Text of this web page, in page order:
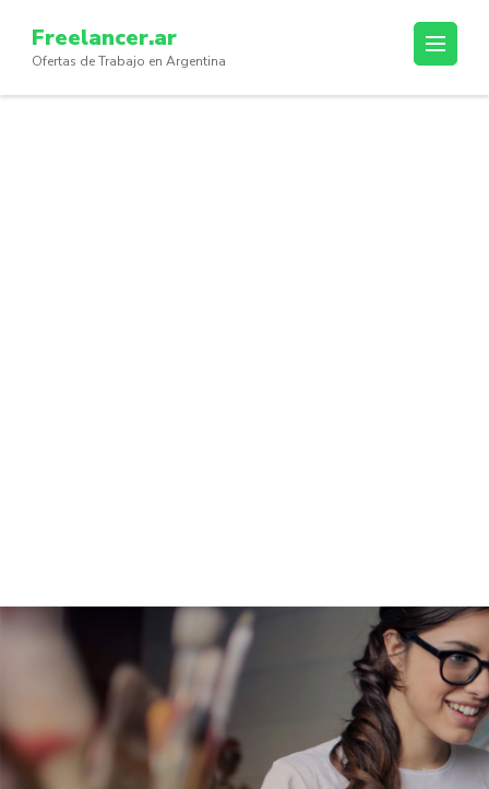
content
(Press
Freelancer.ar
Ofertas de Trabajo en Argentina